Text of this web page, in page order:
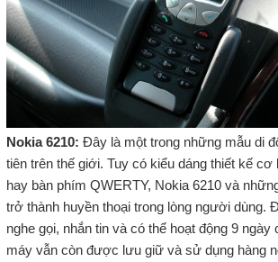
Nokia 6210: Đây là một trong những mẫu di
tiên trên thế giới. Tuy có kiểu dáng thiết kế cơ
hay bàn phím QWERTY, Nokia 6210 và
trở thành huyền thoại trong lòng người dùng.
nghe gọi, nhắn tin và có thể hoạt động 9
máy vẫn còn được lưu giữ và sử dụng hàng